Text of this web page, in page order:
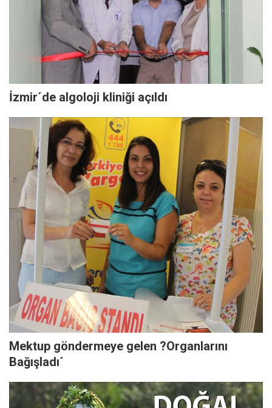
İzmir´de algoloji kliniği açıldı
Mektup göndermeye gelen ?Organlarını
Bağışladı´